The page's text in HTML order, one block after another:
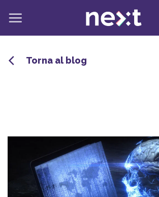
contenuti
Torna al blog